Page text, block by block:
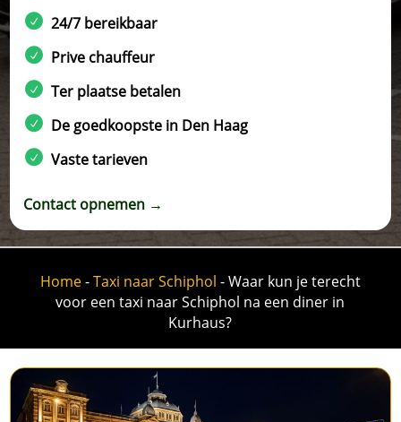
24/7 bereikbaar
Prive chauffeur
Ter plaatse betalen
De goedkoopste in Den Haag
Vaste tarieven
Contact opnemen →
Home-Taxi naar Schiphol -Waar kun je terecht
voor een taxi naar Schiphol na een diner in
Kurhaus?